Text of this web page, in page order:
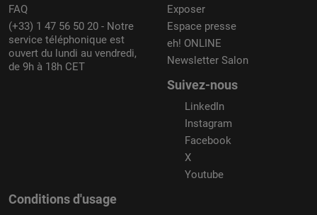
FAQ
(+33) 1 47 56 50 20 - Notre
service téléphonique est
ouvert du lundi au vendredi,
de 9h à 18h CET
Exposer
Espace presse
eh! ONLINE
Newsletter Salon
Suivez-nous
LinkedIn
Instagram
Facebook
X
Youtube
Conditions d'usage